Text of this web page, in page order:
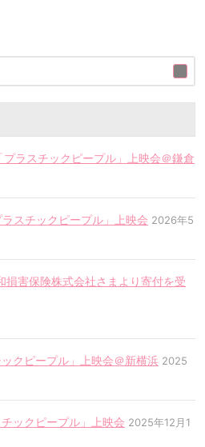
ラスチックピープル」上映会＠鎌倉
スチックピープル」上映会 2026年5
害保険株式会社さまより寄付を受
クピープル」上映会＠新横浜 2025
ックピープル」上映会 2025年12月1